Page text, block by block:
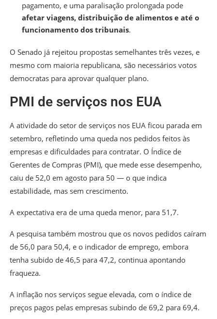
pagamento, e uma paralisação prolongada pode
afetar viagens, distribuição de alimentos e até o
funcionamento dos tribunais.
O Senado já rejeitou propostas semelhantes três vezes, e
mesmo com maioria republicana, são necessários votos
democratas para aprovar qualquer plano.
PMI de serviços nos EUA
A atividade do setor de serviços nos EUA ficou parada em
setembro, refletindo uma queda nos pedidos feitos às
empresas e dificuldades para contratar. O Índice de
Gerentes de Compras (PMI), que mede esse desempenho,
caiu de 52,0 em agosto para 50 — o que indica
estabilidade, mas sem crescimento.
A expectativa era de uma queda menor, para 51,7.
A pesquisa também mostrou que os novos pedidos caíram
de 56,0 para 50,4, e o indicador de emprego, embora
tenha subido de 46,5 para 47,2, continua apontando
fraqueza.
A inflação nos serviços segue elevada, com o índice de
preços pagos pelas empresas subindo de 69,2 para 69,4.